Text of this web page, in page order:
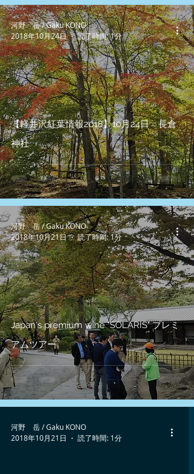
【軽井沢紅葉情報2018】10月24日 長倉
神社
河野 岳 / Gaku KONO
2018年10月24日
読了時間: 1分
Japan's premium wine "SOLARIS" プレミ
アムツアー
河野 岳 / Gaku KONO
2018年10月21日
読了時間: 1分
河野 岳 / Gaku KONO
2018年10月21日
読了時間: 1分